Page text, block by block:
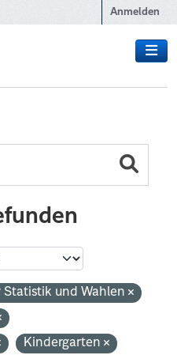
Anmelden
Statistik und Wahlen
Kindergarten